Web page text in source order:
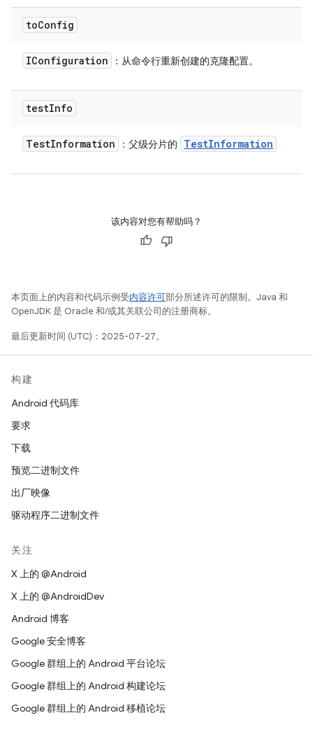
toConfig
IConfiguration ：从命令行重新创建的克隆配置。
testInfo
TestInformation ：父级分片的 TestInformation
该内容对您有帮助吗？
本页面上的内容和代码示例受内容许可部分所述许可的限制。Java 和
OpenJDK 是 Oracle 和/或其关联公司的注册商标。
最后更新时间 (UTC)：2025-07-27。
构建
Android 代码库
要求
下载
预览二进制文件
出厂映像
驱动程序二进制文件
关注
X 上的 @Android
X 上的 @AndroidDev
Android 博客
Google 安全博客
Google 群组上的 Android 平台论坛
Google 群组上的 Android 构建论坛
Google 群组上的 Android 移植论坛